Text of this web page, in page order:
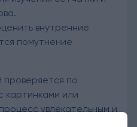
внутренние
помутнение
по
картинками или
увлекательным и